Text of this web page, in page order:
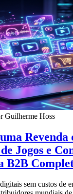
Guilherme Hoss
Revenda
Jogos e
B2B
sem custos de